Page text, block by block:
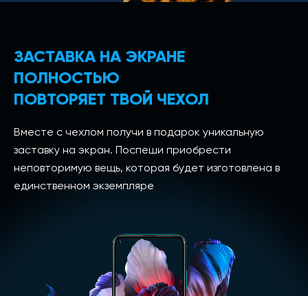
ЗАСТАВКА НА ЭКРАНЕ
ПОЛНОСТЬЮ
ПОВТОРЯЕТ ТВОЙ ЧЕХОЛ
Вместе с чехлом получи в подарок уникальную
заставку на экран. Поспеши приобрести
неповторимую вещь, которая будет изготовлена в
единственном экземпляре